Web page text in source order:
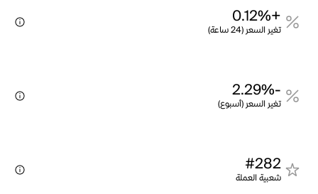
+0.12%
تغير السعر (24 ساعة)
-2.29%
تغير السعر (أسبوع)
#282
شعبية العملة